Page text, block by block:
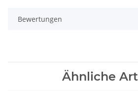
Bewertungen
Ähnliche